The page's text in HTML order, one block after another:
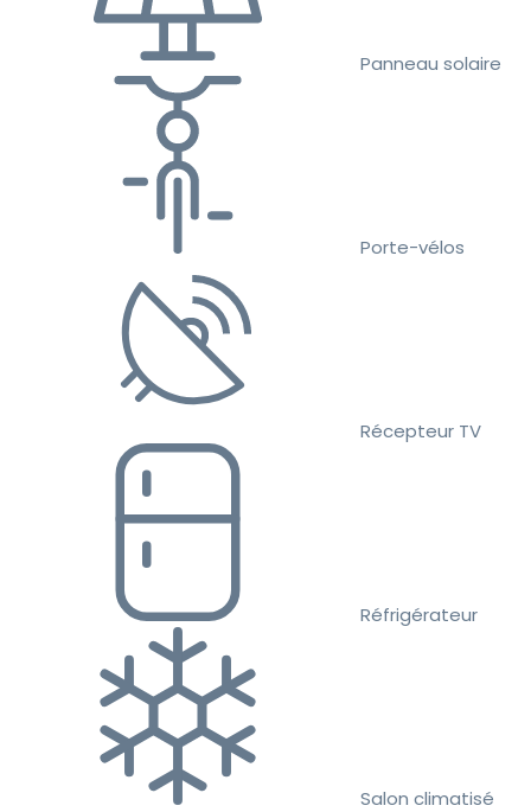
Panneau solaire
Porte-vélos
Récepteur TV
Réfrigérateur
Salon climatisé